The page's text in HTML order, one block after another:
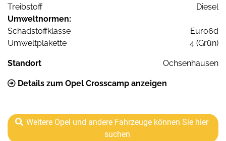
Treibstoff
Diesel
Umweltnormen:
Schadstoffklasse
Euro6d
Umweltplakette
4 (Grün)
Standort Ochsenhausen
Details zum Opel Crosscamp anzeigen
Weitere Opel und andere Fahrzeuge können Sie hier
suchen